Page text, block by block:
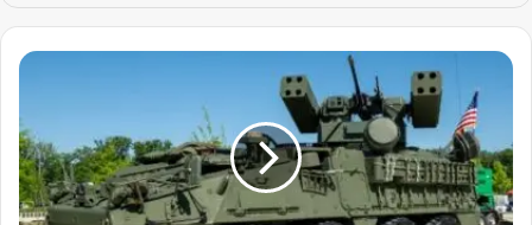
ا
ا
ي
ا